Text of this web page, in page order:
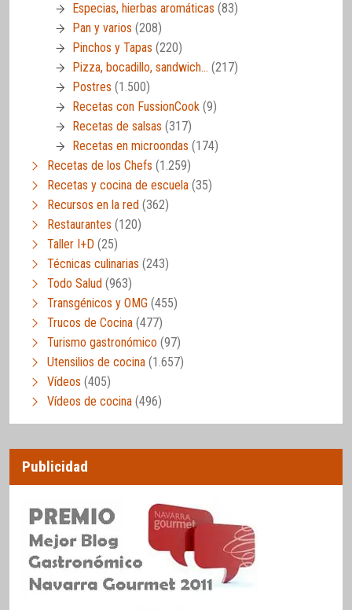
Especias, hierbas aromáticas (83)
Pan y varios (208)
Pinchos y Tapas (220)
Pizza, bocadillo, sandwich… (217)
Postres (1.500)
Recetas con FussionCook (9)
Recetas de salsas (317)
Recetas en microondas (174)
Recetas de los Chefs (1.259)
Recetas y cocina de escuela (35)
Recursos en la red (362)
Restaurantes (120)
Taller I+D (25)
Técnicas culinarias (243)
Todo Salud (963)
Transgénicos y OMG (455)
Trucos de Cocina (477)
Turismo gastronómico (97)
Utensilios de cocina (1.657)
Vídeos (405)
Vídeos de cocina (496)
Publicidad